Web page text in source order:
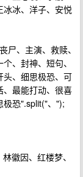
冰冰、洋子、安悦
尸、主演、救赎、
、封神、短句、
头、细思极恐、可
、最能打动、很喜
极恐".split("、");
徽因、红楼梦、